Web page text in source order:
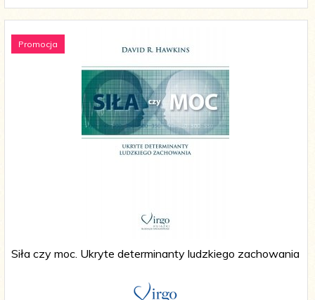
Promocja
Siła czy moc. Ukryte determinanty ludzkiego zachowania